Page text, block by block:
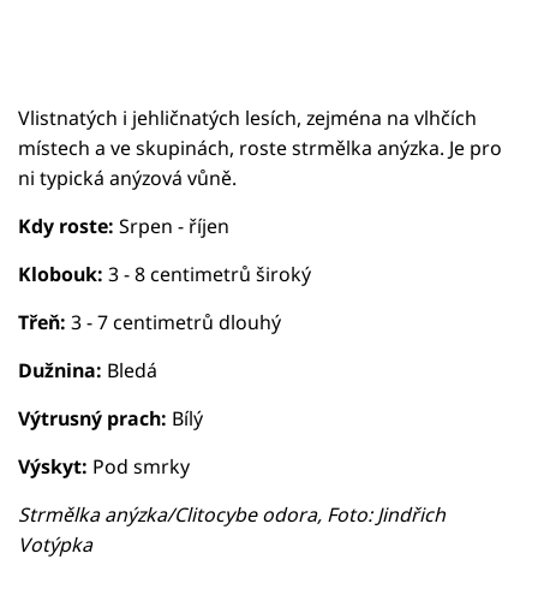
Vlistnatých i jehličnatých lesích, zejména na vlhčích
místech a ve skupinách, roste strmělka anýzka. Je pro
ni typická anýzová vůně.
Kdy roste: Srpen - říjen
Klobouk: 3 - 8 centimetrů široký
Třeň: 3 - 7 centimetrů dlouhý
Dužnina: Bledá
Výtrusný prach: Bílý
Výskyt: Pod smrky
Strmělka anýzka/Clitocybe odora, Foto: Jindřich
Votýpka